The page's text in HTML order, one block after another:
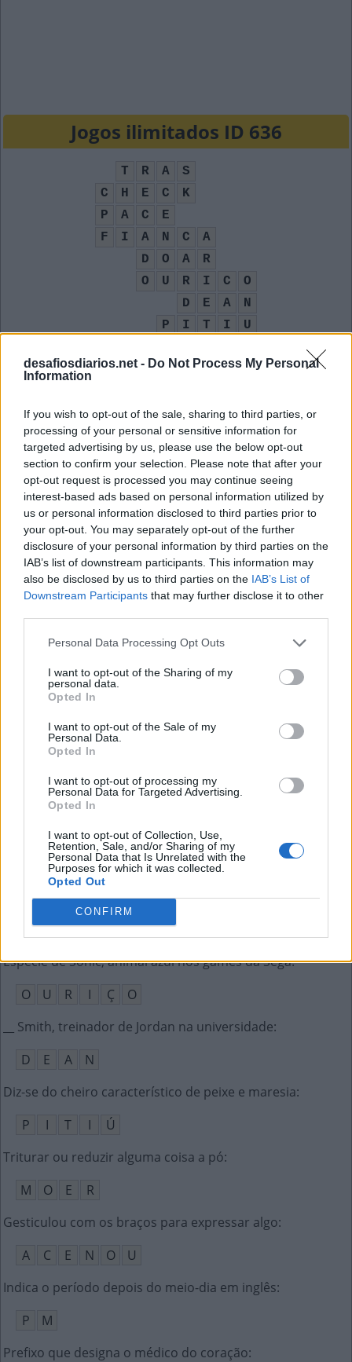
desafiosdiarios.net - Do Not Process My Personal
Information
If you wish to opt-out of the sale, sharing to third parties, or
processing of your personal or sensitive information for
targeted advertising by us, please use the below opt-out
section to confirm your selection. Please note that after your
opt-out request is processed you may continue seeing
interest-based ads based on personal information utilized by
us or personal information disclosed to third parties prior to
your opt-out. You may separately opt-out of the further
disclosure of your personal information by third parties on the
IAB’s list of downstream participants. This information may
also be disclosed by us to third parties on the IAB’s List of
Downstream Participants that may further disclose it to other
Personal Data Processing Opt Outs
I want to opt-out of the Sharing of my
personal data.
Opted In
I want to opt-out of the Sale of my
Personal Data.
Opted In
I want to opt-out of processing my
Personal Data for Targeted Advertising.
Opted In
I want to opt-out of Collection, Use,
Retention, Sale, and/or Sharing of my
Personal Data that Is Unrelated with the
Purposes for which it was collected.
Opted Out
CONFIRM
Jogos ilimitados ID 636
T R A
S
C
H E C
K
P
A C
E
F
I A N C
A
D
O A
R
O
U R I C
O
D
E A
N
P
I T I
U
Dar entrada num voo ou hotel é fazer __-in (ing.)
C
E
K
Como os italianos dizem paz:
P
A C
E
Cadastro de Pessoas Físicas, tipo de documento:
C
P
F
Pequena mensagem num bilhete:
R
E C A D
O
Iniciais do escritor do livro It - A Coisa
K
Arroz __, outro nome do arroz de jasmim (ing.)
H A
I
R Á
S
Presente nos contratos de locação de imóveis
A N Ç
A
Oferecer dinheiro ou bens para causa humanitária:
O A
R
Espécie de Sonic, animal azul nos games da Sega:
O
U R I Ç
O
__ Smith, treinador de Jordan na universidade:
D
E A
N
Diz-se do cheiro característico de peixe e maresia:
P
I T I
Ú
Triturar ou reduzir alguma coisa a pó:
M
O E
R
Gesticulou com os braços para expressar algo:
A
C E N O
U
Indica o período depois do meio-dia em inglês:
P
M
Prefixo que designa o médico do coração: